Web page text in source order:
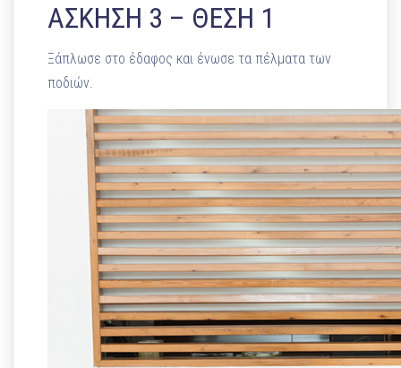
ΑΣΚΗΣΗ 3 – ΘΕΣΗ 1
Ξάπλωσε στο έδαφος και ένωσε τα πέλματα των
ποδιών.